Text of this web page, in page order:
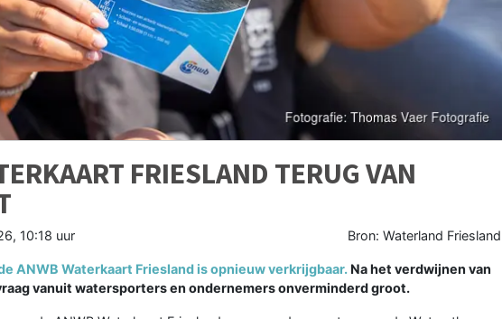
FRIESLAND TERUG VAN
10:18 uur Bron: Waterland Friesland
ANWB Waterkaart Friesland is opnieuw verkrijgbaar. Na het verdwijnen van
vanuit watersporters en ondernemers onverminderd groot.